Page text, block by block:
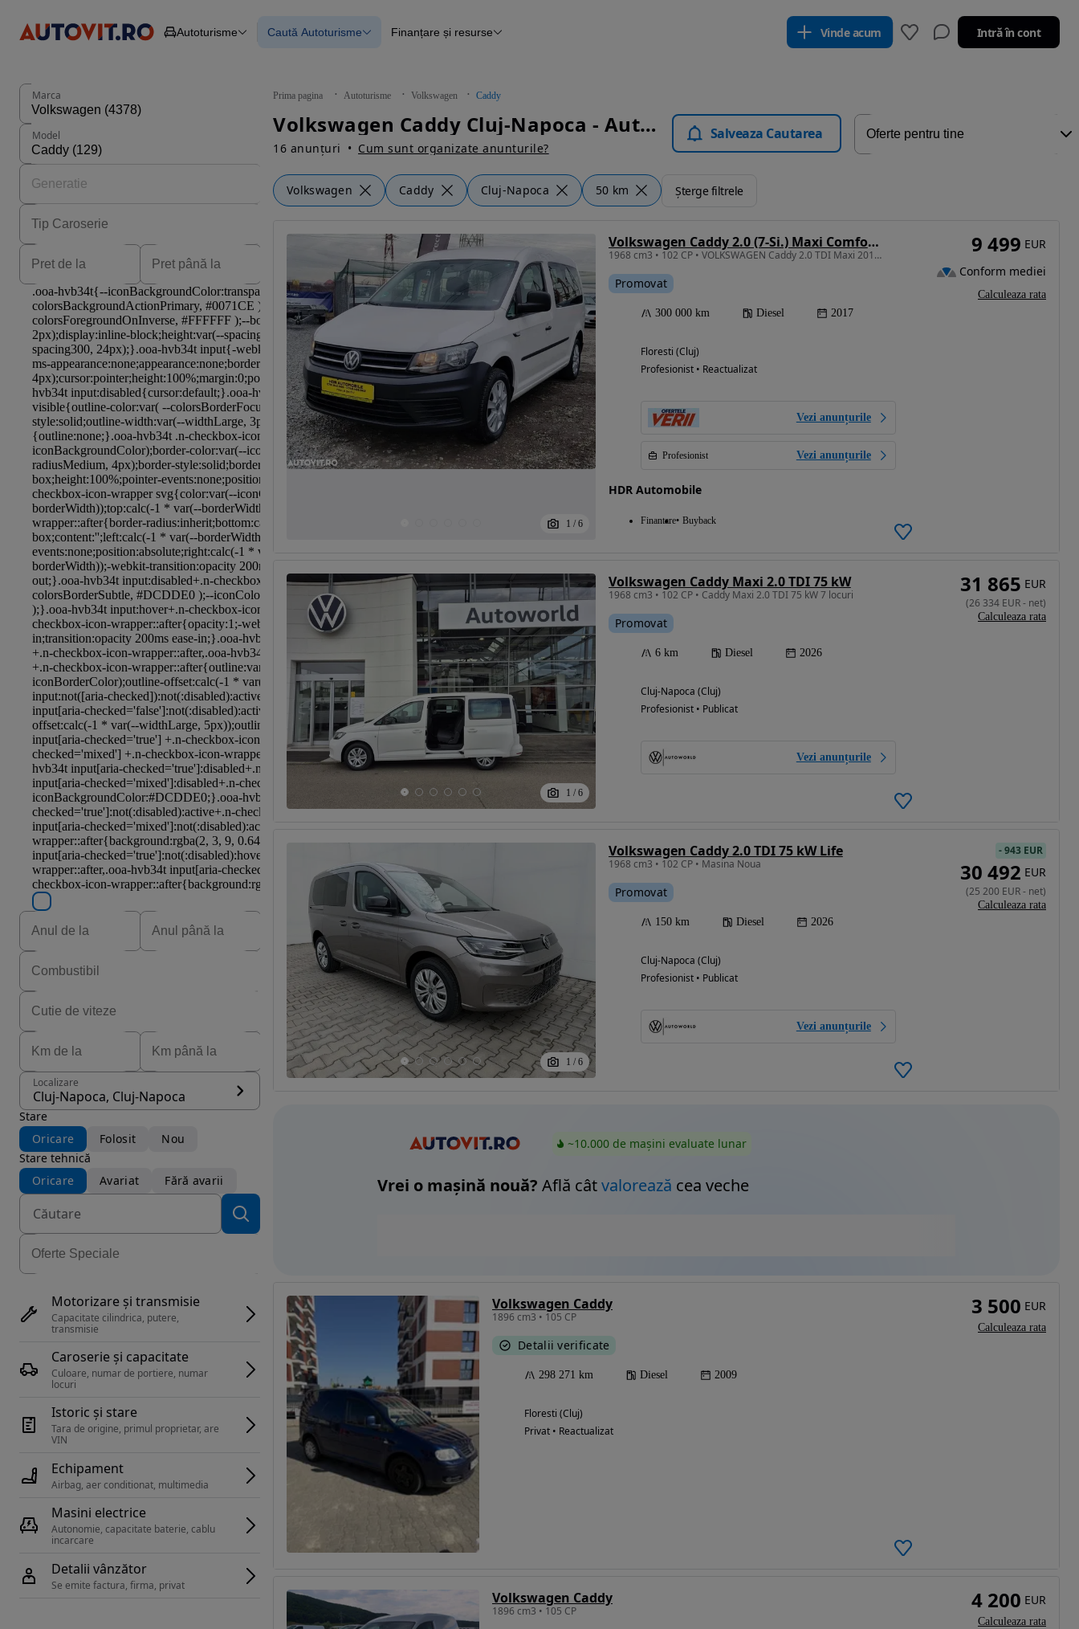
Autoturisme
Autoturisme
Mașini electrice
Mașini cu detalii verificate
Caută Autoturisme
Blog Autovit.ro
Finanțare și resurse Vinde acum Intră în cont
Prima pagina Autoturisme Volkswagen Caddy
Volkswagen Caddy Cluj-Napoca - Autoturisme
16 anunțuri Cum sunt organizate anunturile?
Salveaza Cautarea
Volkswagen Caddy Cluj-Napoca 50 km Șterge filtrele
Marca
Model
Eligibil pentru
finantare
Localizare
Cluj-Napoca, Cluj-Napoca
Stare
Oricare
Folosit
Nou
Stare tehnică
Oricare
Avariat Fără avarii
Motorizare și transmisie
Capacitate cilindrica, putere,
transmisie
Caroserie și capacitate
Culoare, numar de portiere, numar
locuri
Istoric și stare
Tara de origine, primul proprietar, are
Echipament
Airbag, aer conditionat, multimedia
Masini electrice
Autonomie, capacitate baterie, cablu
Detalii vânzător
Se emite factura, firma, privat
1 / 6
Volkswagen Caddy 2.0 (7-Si.) Maxi Comfortline
1968 cm3 • 102 CP • VOLKSWAGEN Caddy 2.0 TDI Maxi 2017 Euro 6 7 Locuri Garantie/Rate
Promovat
300 000 km Diesel 2017
Floresti (Cluj)
Profesionist • Reactualizat
Vezi anunțurile
Profesionist Vezi anunțurile
HDR Automobile
Finantare Buyback
9 499 EUR
Conform mediei
Calculeaza rata
1 / 6
Volkswagen Caddy Maxi 2.0 TDI 75 kW
1968 cm3 • 102 CP • Caddy Maxi 2.0 TDI 75 kW 7 locuri
Promovat
6 km Diesel 2026
Cluj-Napoca (Cluj)
Profesionist • Publicat
Vezi anunțurile
31 865 EUR
(26 334 EUR- net)
Calculeaza rata
1 / 6
Volkswagen Caddy 2.0 TDI 75 kW Life
1968 cm3 • 102 CP • Masina Noua
Promovat
150 km Diesel 2026
Cluj-Napoca (Cluj)
Profesionist • Publicat
Vezi anunțurile
-943 EUR
30 492 EUR
(25 200 EUR- net)
Calculeaza rata
~10.000 de mașini evaluate lunar
Vrei o mașină nouă? Află câtvalorează cea veche
Volkswagen Caddy
1896 cm3 • 105 CP
Detalii verificate
298 271 km Diesel 2009
Floresti (Cluj)
Privat • Reactualizat
3 500 EUR
Calculeaza rata
Volkswagen Caddy
1896 cm3 • 105 CP 4 200 EUR
Calculeaza rata